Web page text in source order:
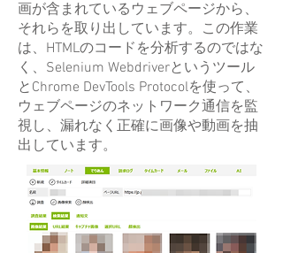
画が含まれているウェブページから、
それらを取り出しています。この作業
は、HTMLのコードを分析するのではな
く、Selenium Webdriverというツール
とChrome DevTools Protocolを使って、
ウェブページのネットワーク通信を監
視し、漏れなく正確に画像や動画を抽
出しています。